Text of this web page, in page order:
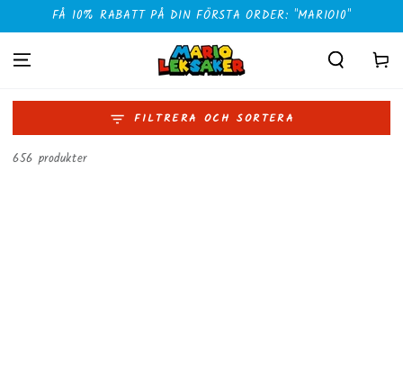
HOPPA TILL
INNEHÅLLET
FÅ 10% RABATT PÅ DIN FÖRSTA ORDER: "MARIO10"
FILTRERA OCH SORTERA
656 produkter